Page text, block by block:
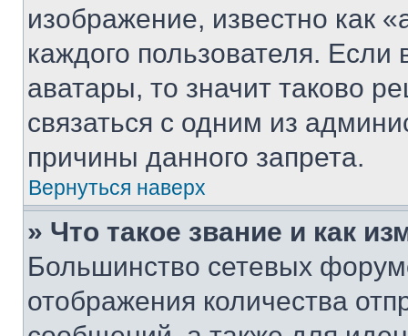
изображение, известно как
каждого пользователя.
аватары, то значит таково
связаться с одним из
причины данного запрета.
Вернуться наверх
» Что такое звание и как
Большинство сетевых
отображения количества